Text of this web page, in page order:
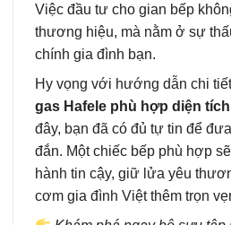
Việc đầu tư cho gian bếp
thương hiệu, mà nằm ở sự
chính gia đình bạn.
Hy vọng với hướng dẫn chi
gas Hafele phù hợp diện
đây, bạn đã có đủ tự tin để
đắn. Một chiếc bếp phù hợp
hành tin cậy, giữ lửa yêu
cơm gia đình Việt thêm trọn